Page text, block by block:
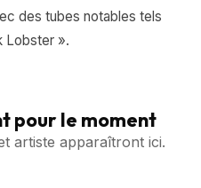
des tubes notables tels
Lobster ».
pour le moment
artiste apparaîtront ici.